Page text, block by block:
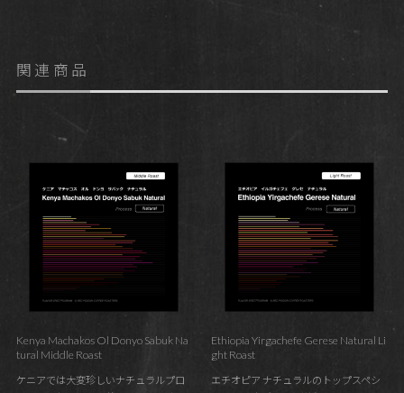
関連商品
Kenya Machakos Ol Donyo Sabuk Na
tural Middle Roast
ケニアでは大変珍しいナチュラルプロ
Ethiopia Yirgachefe Gerese Natural Li
ght Roast
エチオピア ナチュラルのトップスペシ